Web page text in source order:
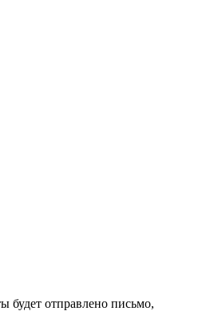
будет отправлено письмо,